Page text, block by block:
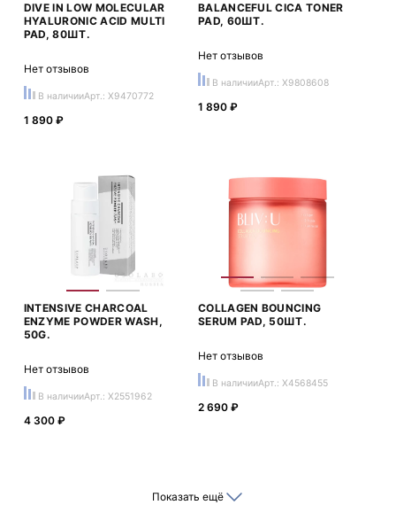
DIVE IN LOW MOLECULAR
HYALURONIC ACID MULTI
PAD, 80ШТ.
Нет отзывов
В наличииАрт.: X9470772
1 890 ₽
BALANCEFUL CICA TONER
PAD, 60ШТ.
Нет отзывов
В наличииАрт.: X9808608
1 890 ₽
INTENSIVE CHARCOAL
ENZYME POWDER WASH,
50G.
Нет отзывов
В наличииАрт.: X2551962
4 300 ₽
COLLAGEN BOUNCING
SERUM PAD, 50ШТ.
Нет отзывов
В наличииАрт.: X4568455
2 690 ₽
Показать ещё